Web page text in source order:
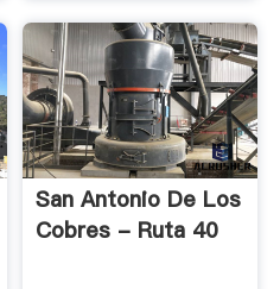
San Antonio De Los
Cobres - Ruta 40